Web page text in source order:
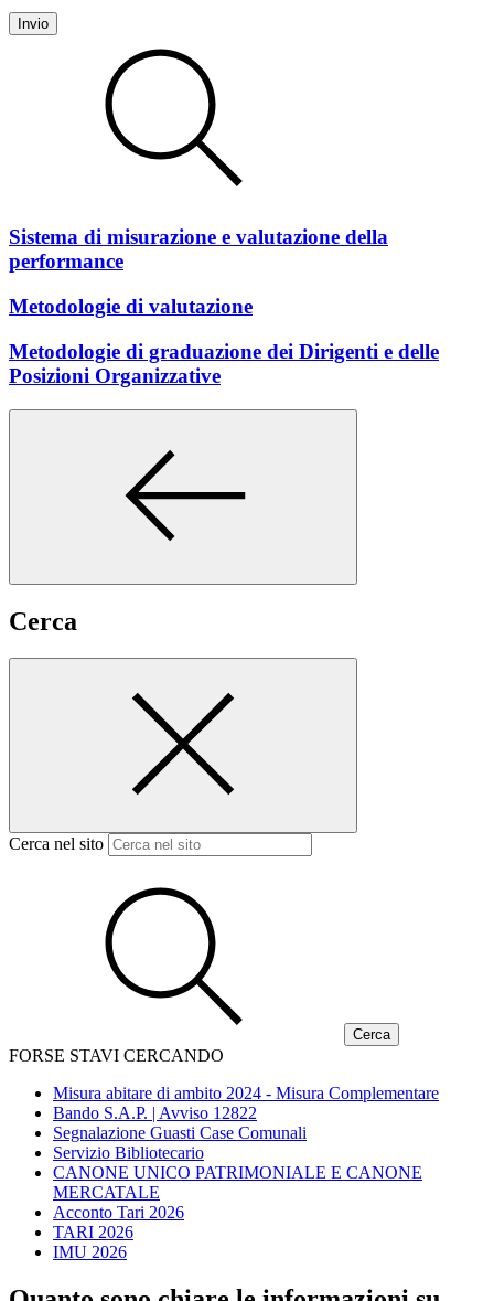
Invio
Sistema di misurazione e valutazione della
performance
Metodologie di valutazione
Metodologie di graduazione dei Dirigenti e delle
Posizioni Organizzative
Cerca
Cerca nel sito
FORSE STAVI CERCANDO
Misura abitare di ambito 2024 - Misura Complementare
Bando S.A.P. | Avviso 12822
Segnalazione Guasti Case Comunali
Servizio Bibliotecario
CANONE UNICO PATRIMONIALE E CANONE
MERCATALE
Acconto Tari 2026
TARI 2026
IMU 2026